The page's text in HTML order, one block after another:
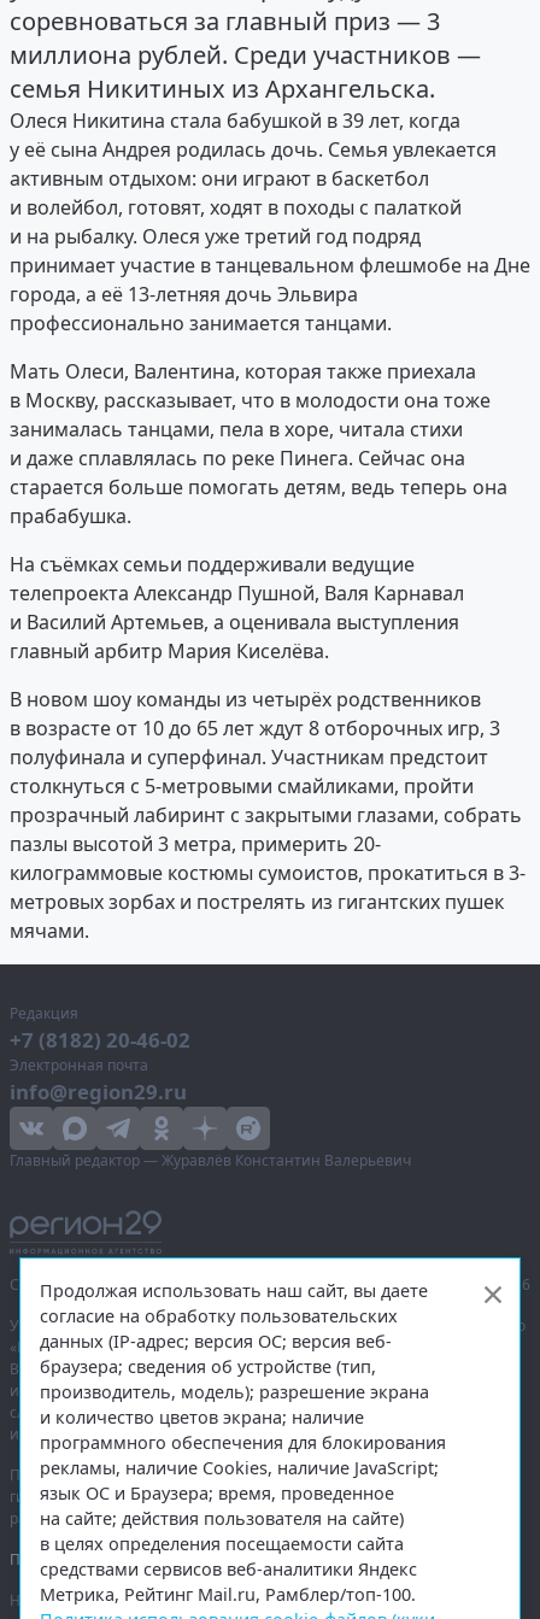
соревноваться за главный приз — 3
миллиона рублей. Среди участников —
семья Никитиных из Архангельска.
Олеся Никитина стала бабушкой в 39 лет, когда
у её сына Андрея родилась дочь. Семья увлекается
активным отдыхом: они играют в баскетбол
и волейбол, готовят, ходят в походы с палаткой
и на рыбалку. Олеся уже третий год подряд
принимает участие в танцевальном флешмобе на Дне
города, а её 13-летняя дочь Эльвира
профессионально занимается танцами.
Мать Олеси, Валентина, которая также приехала
в Москву, рассказывает, что в молодости она тоже
занималась танцами, пела в хоре, читала стихи
и даже сплавлялась по реке Пинега. Сейчас она
старается больше помогать детям, ведь теперь она
прабабушка.
На съёмках семьи поддерживали ведущие
телепроекта Александр Пушной, Валя Карнавал
и Василий Артемьев, а оценивала выступления
главный арбитр Мария Киселёва.
В новом шоу команды из четырёх родственников
в возрасте от 10 до 65 лет ждут 8 отборочных игр, 3
полуфинала и суперфинал. Участникам предстоит
столкнуться с 5-метровыми смайликами, пройти
прозрачный лабиринт с закрытыми глазами, собрать
пазлы высотой 3 метра, примерить 20-
килограммовые костюмы сумоистов, прокатиться в 3-
метровых зорбах и пострелять из гигантских пушек
мячами.
Редакция
+7 (8182) 20-46-02
Электронная почта
info@region29.ru
Главный редактор — Журавлёв Константин Валерьевич
Сетевое издание «Информационное агентство Регион 29»,
© 2016–2026
Учредитель — общество с ограниченной ответственностью «Агентство
«Правда Севера».
Выписка из реестра зарегистрированных средств массовой
информации:ЭЛ № ФС 77-74226от 09.11.2018 выдано Федеральной
службой по надзору в сфере связи, информационных технологий
и массовых коммуникаций (Роскомнадзор).
При полном или частичном использовании любых материалов
гиперссылка на region29.ruобязательна. Копирование материалов без
разрешения администрации сайта запрещено.
Правовая информация
На информационном ресурсе применяютсярекомендательные
Продолжая использовать наш сайт, вы даете
согласие на обработку пользовательских
данных (IP-адрес; версия ОС; версия веб-
браузера; сведения об устройстве (тип,
производитель, модель); разрешение экрана
и количество цветов экрана; наличие
программного обеспечения для блокирования
рекламы, наличие Cookies, наличие JavaScript;
язык ОС и Браузера; время, проведенное
на сайте; действия пользователя на сайте)
в целях определения посещаемости сайта
средствами сервисов веб-аналитики Яндекс
Метрика, Рейтинг Mail.ru, Рамблер/топ-100.